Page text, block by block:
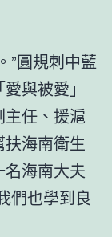
圓規刺中藍
與被愛」
任、援滬
海南衛生
海南大夫
們也學到良